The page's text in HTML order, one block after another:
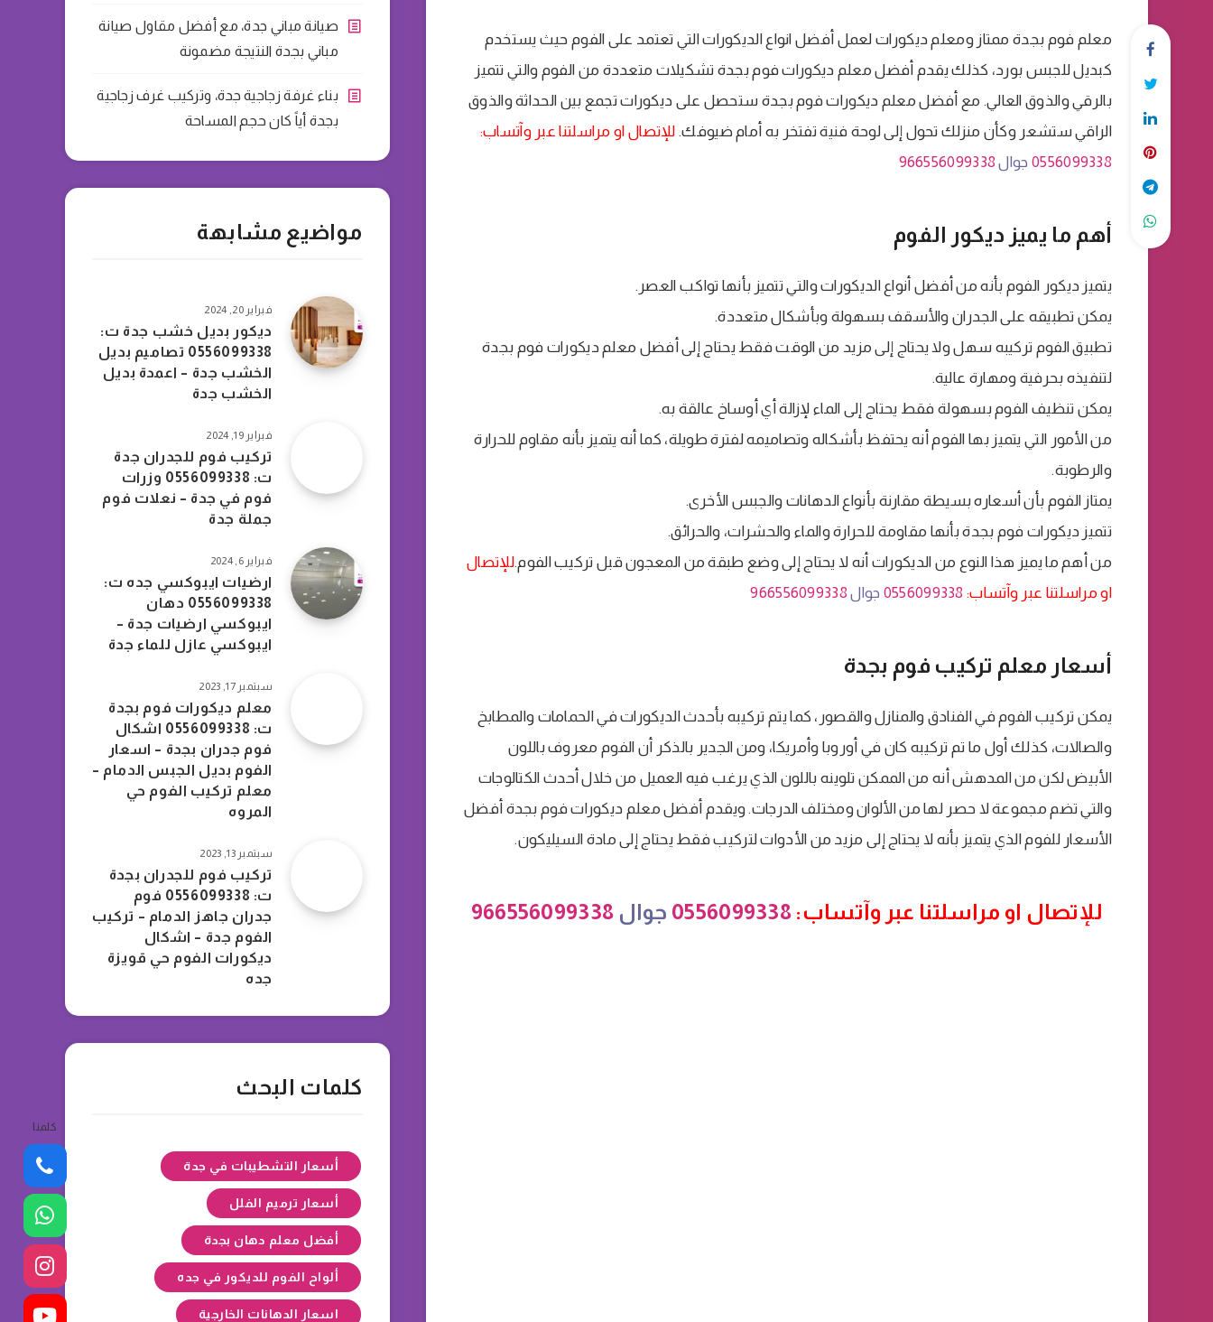
معلم فوم بجدة ممتاز ومعلم ديكورات لعمل أفضل انواع الديكورات التي تعتمد على الفوم حيث يستخدم
كبديل للجبس بورد، كذلك يقدم أفضل معلم ديكورات فوم بجدة تشكيلات متعددة من الفوم والتي تتميز
بالرقي والذوق العالي. مع أفضل معلم ديكورات فوم بجدة ستحصل على ديكورات تجمع بين الحداثة والذوق
الراقي ستشعر وكأن منزلك تحول إلى لوحة فنية تفتخر به أمام ضيوفك. للإتصال او مراسلتنا عبر وآتساب:
0556099338 جوال 966556099338
أهم ما يميز ديكور الفوم
يتميز ديكور الفوم بأنه من أفضل أنواع الديكورات والتي تتميز بأنها تواكب العصر.
يمكن تطبيقه على الجدران والأسقف بسهولة وبأشكال متعددة.
تطبيق الفوم تركيبه سهل ولا يحتاج إلى مزيد من الوقت فقط يحتاج إلى أفضل معلم ديكورات فوم بجدة
لتنفيذه بحرفية ومهارة عالية.
يمكن تنظيف الفوم بسهولة فقط يحتاج إلى الماء لإزالة أي أوساخ عالقة به.
من الأمور التي يتميز بها الفوم أنه يحتفظ بأشكاله وتصاميمه لفترة طويلة، كما أنه يتميز بأنه مقاوم للحرارة
والرطوبة.
يمتاز الفوم بأن أسعاره بسيطة مقارنة بأنواع الدهانات والجبس الأخرى.
تتميز ديكورات فوم بجدة بأنها مقاومة للحرارة والماء والحشرات، والحرائق.
من أهم ما يميز هذا النوع من الديكورات أنه لا يحتاج إلى وضع طبقة من المعجون قبل تركيب الفوم.للإتصال
او مراسلتنا عبر وآتساب: 0556099338 جوال 966556099338
أسعار معلم تركيب فوم بجدة
يمكن تركيب الفوم في الفنادق والمنازل والقصور، كما يتم تركيبه بأحدث الديكورات في الحمامات والمطابخ
والصالات، كذلك أول ما تم تركيبه كان في أوروبا وأمريكا، ومن الجدير بالذكر أن الفوم معروف باللون
الأبيض لكن من المدهش أنه من الممكن تلوينه باللون الذي يرغب فيه العميل من خلال أحدث الكتالوجات
والتي تضم مجموعة لا حصر لها من الألوان ومختلف الدرجات. ويقدم أفضل معلم ديكورات فوم بجدة أفضل
الأسعار للفوم الذي يتميز بأنه لا يحتاج إلى مزيد من الأدوات لتركيب فقط يحتاج إلى مادة السيليكون.
للإتصال او مراسلتنا عبر وآتساب: 0556099338 جوال 966556099338
صيانة مباني جدة، مع أفضل مقاول صيانة
مباني بجدة النتيجة مضمونة
بناء غرفة زجاجية جدة، وتركيب غرف زجاجية
بجدة أياً كان حجم المساحة
مواضيع مشابهة
فبراير 20, 2024
ديكور بديل خشب جدة ت:
0556099338 تصاميم بديل
الخشب جدة – اعمدة بديل
الخشب جدة
فبراير 19, 2024
تركيب فوم للجدران جدة
ت: 0556099338 وزرات
فوم في جدة – نعلات فوم
جملة جدة
فبراير 6, 2024
ارضيات ايبوكسي جده ت:
0556099338 دهان
ايبوكسي ارضيات جدة –
ايبوكسي عازل للماء جدة
سبتمبر 17, 2023
معلم ديكورات فوم بجدة
ت: 0556099338 اشكال
فوم جدران بجدة – اسعار
الفوم بديل الجبس الدمام –
معلم تركيب الفوم حي
المروه
سبتمبر 13, 2023
تركيب فوم للجدران بجدة
ت: 0556099338 فوم
جدران جاهز الدمام – تركيب
الفوم جدة – اشكال
ديكورات الفوم حي قويزة
جده
كلمات البحث
أسعار التشطيبات في جدة
أسعار ترميم الفلل
أفضل معلم دهان بجدة
ألواح الفوم للديكور في جده
اسعار الدهانات الخارجية
كلمنا